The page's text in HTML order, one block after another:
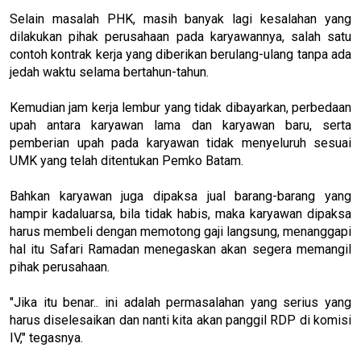
Selain masalah PHK, masih banyak lagi kesalahan yang
dilakukan pihak perusahaan pada karyawannya, salah satu
contoh kontrak kerja yang diberikan berulang-ulang tanpa ada
jedah waktu selama bertahun-tahun.
Kemudian jam kerja lembur yang tidak dibayarkan, perbedaan
upah antara karyawan lama dan karyawan baru, serta
pemberian upah pada karyawan tidak menyeluruh sesuai
UMK yang telah ditentukan Pemko Batam.
Bahkan karyawan juga dipaksa jual barang-barang yang
hampir kadaluarsa, bila tidak habis, maka karyawan dipaksa
harus membeli dengan memotong gaji langsung, menanggapi
hal itu Safari Ramadan menegaskan akan segera memangil
pihak perusahaan.
"Jika itu benar.. ini adalah permasalahan yang serius yang
harus diselesaikan dan nanti kita akan panggil RDP di komisi
IV," tegasnya.